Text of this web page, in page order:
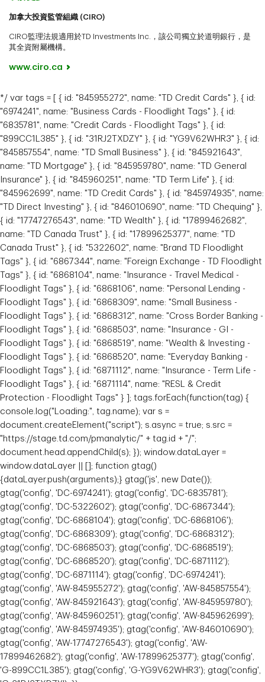
加拿大投資監管組織 (CIRO)
CIRO監理法規適用於TD Investments Inc.，該公司獨立於道明銀行，是
其全資附屬機構。
www.ciro.ca
*/ var tags = [ { id: "845955272", name: "TD Credit Cards" }, { id:
"6974241", name: "Business Cards - Floodlight Tags" }, { id:
"6835781", name: "Credit Cards - Floodlight Tags" }, { id:
"899CC1L385" }, { id: "31RJ2TXDZY" }, { id: "YG9V62WHR3" }, { id:
"845857554", name: "TD Small Business" }, { id: "845921643",
name: "TD Mortgage" }, { id: "845959780", name: "TD General
Insurance" }, { id: "845960251", name: "TD Term Life" }, { id:
"845962699", name: "TD Credit Cards" }, { id: "845974935", name:
"TD Direct Investing" }, { id: "846010690", name: "TD Chequing" },
{ id: "17747276543", name: "TD Wealth" }, { id: "17899462682",
name: "TD Canada Trust" }, { id: "17899625377", name: "TD
Canada Trust" }, { id: "5322602", name: "Brand TD Floodlight
Tags" }, { id: "6867344", name: "Foreign Exchange - TD Floodlight
Tags" }, { id: "6868104", name: "Insurance - Travel Medical -
Floodlight Tags" }, { id: "6868106", name: "Personal Lending -
Floodlight Tags" }, { id: "6868309", name: "Small Business -
Floodlight Tags" }, { id: "6868312", name: "Cross Border Banking -
Floodlight Tags" }, { id: "6868503", name: "Insurance - GI -
Floodlight Tags" }, { id: "6868519", name: "Wealth & Investing -
Floodlight Tags" }, { id: "6868520", name: "Everyday Banking -
Floodlight Tags" }, { id: "6871112", name: "Insurance - Term Life -
Floodlight Tags" }, { id: "6871114", name: "RESL & Credit
Protection - Floodlight Tags" } ]; tags.forEach(function(tag) {
console.log("Loading:", tag.name); var s =
document.createElement("script"); s.async = true; s.src =
"https://stage.td.com/pmanalytic/" + tag.id + "/";
document.head.appendChild(s); }); window.dataLayer =
window.dataLayer || []; function gtag()
{dataLayer.push(arguments);} gtag('js', new Date());
gtag('config', 'DC-6974241'); gtag('config', 'DC-6835781');
gtag('config', 'DC-5322602'); gtag('config', 'DC-6867344');
gtag('config', 'DC-6868104'); gtag('config', 'DC-6868106');
gtag('config', 'DC-6868309'); gtag('config', 'DC-6868312');
gtag('config', 'DC-6868503'); gtag('config', 'DC-6868519');
gtag('config', 'DC-6868520'); gtag('config', 'DC-6871112');
gtag('config', 'DC-6871114'); gtag('config', 'DC-6974241');
gtag('config', 'AW-845955272'); gtag('config', 'AW-845857554');
gtag('config', 'AW-845921643'); gtag('config', 'AW-845959780');
gtag('config', 'AW-845960251'); gtag('config', 'AW-845962699');
gtag('config', 'AW-845974935'); gtag('config', 'AW-846010690');
gtag('config', 'AW-17747276543'); gtag('config', 'AW-
17899462682'); gtag('config', 'AW-17899625377'); gtag('config',
'G-899CC1L385'); gtag('config', 'G-YG9V62WHR3'); gtag('config',